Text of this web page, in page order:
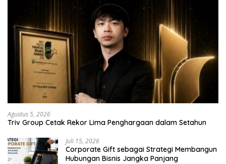
Agustus 5, 2026
Triv Group Cetak Rekor Lima Penghargaan dalam Setahun
Juli 15, 2026
Corporate Gift sebagai Strategi Membangun
Hubungan Bisnis Jangka Panjang